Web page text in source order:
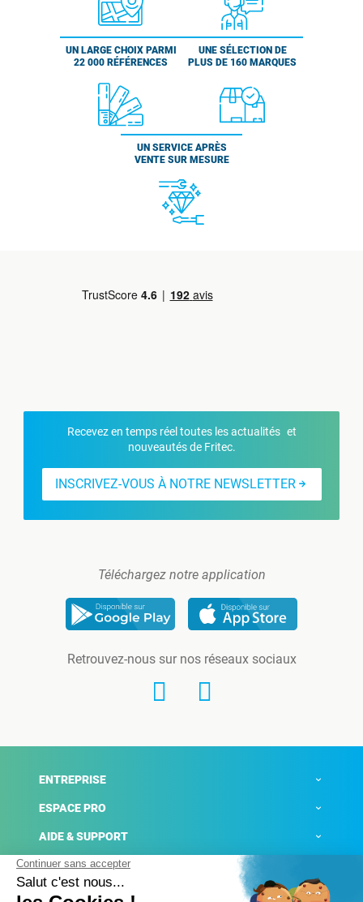
UN LARGE CHOIX PARMI
22 000 RÉFÉRENCES
UNE SÉLECTION DE
PLUS DE 160 MARQUES
UN SERVICE APRÈS
VENTE SUR MESURE
Recevez en temps réel toutes les actualités et
nouveautés de Fritec.
INSCRIVEZ-VOUS À NOTRE NEWSLETTER
Téléchargez notre application
Retrouvez-nous sur nos réseaux sociaux
ENTREPRISE
ESPACE PRO
AIDE & SUPPORT
ACTUALITÉS